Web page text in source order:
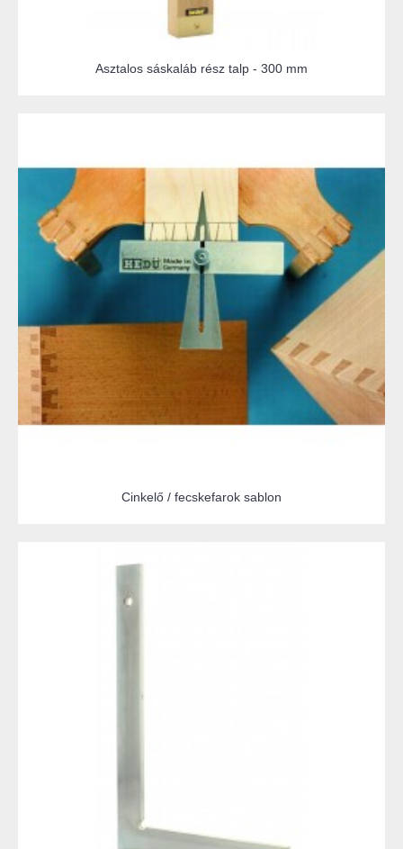
Asztalos sáskaláb rész talp - 300 mm
Cinkelő / fecskefarok sablon